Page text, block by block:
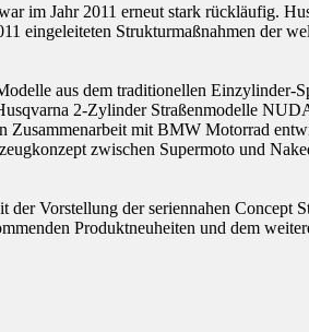
im Jahr 2011 erneut stark rückläufig.
eingeleiteten Strukturmaßnahmen der
aus dem traditionellen
2-Zylinder Straßenmodelle
mit BMW Motorrad
zwischen Supermoto und
Vorstellung der seriennahen Concept
Produktneuheiten und dem